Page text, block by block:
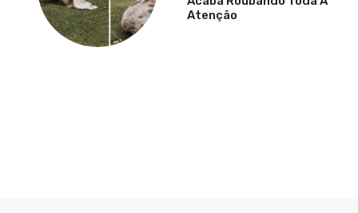
Atenção